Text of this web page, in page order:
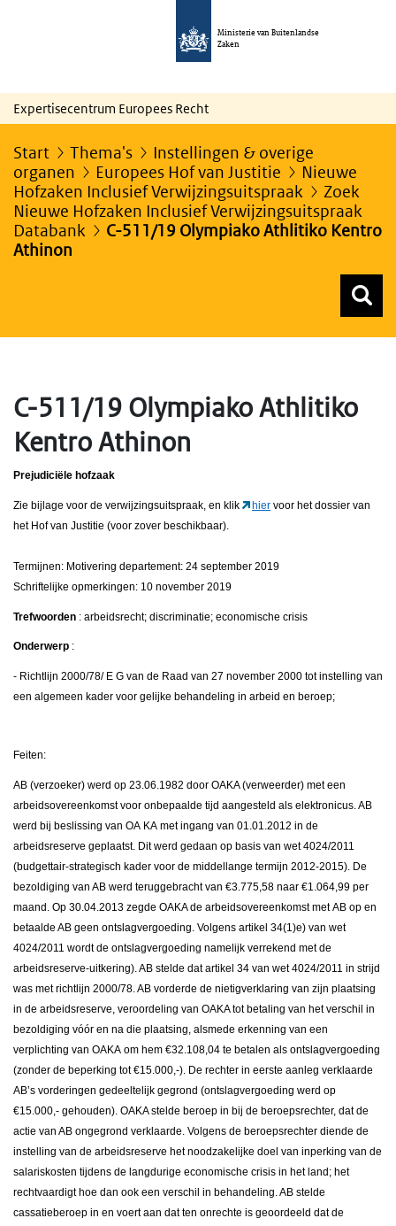
Ministerie van Buitenlandse
Zaken
Expertisecentrum Europees Recht
Start Thema's
Instellingen & overige
organen
Europees Hof van Justitie
Nieuwe
Hofzaken Inclusief Verwijzingsuitspraak
Zoek
Nieuwe Hofzaken Inclusief Verwijzingsuitspraak
Databank
C-511/19 Olympiako Athlitiko Kentro
Athinon
C-511/19 Olympiako Athlitiko
Kentro Athinon
Prejudiciële hofzaak
Zie bijlage voor de verwijzingsuitspraak, en klik hier voor het dossier van
het Hof van Justitie (voor zover beschikbaar).
Termijnen: Motivering departement: 24 september 2019
Schriftelijke opmerkingen: 10 november 2019
Trefwoorden : arbeidsrecht; discriminatie; economische crisis
Onderwerp :
- Richtlijn 2000/78/ Ε G van de Raad van 27 november 2000 tot instelling van
een algemeen kader voor gelijke behandeling in arbeid en beroep;
Feiten:
ΑΒ (verzoeker) werd op 23.06.1982 door OAKA (verweerder) met een
arbeidsovereenkomst voor onbepaalde tijd aangesteld als elektronicus. AB
werd bij beslissing van OA ΚΑ met ingang van 01.01.2012 in de
arbeidsreserve geplaatst. Dit werd gedaan op basis van wet 4024/2011
(budgettair-strategisch kader voor de middellange termijn 2012-2015). De
bezoldiging van AB werd teruggebracht van €3.775,58 naar €1.064,99 per
maand. Op 30.04.2013 zegde OAKA de arbeidsovereenkomst metΑΒ op en
betaalde AB geen ontslagvergoeding. Volgens artikel 34(1)e) van wet
4024/2011 wordt de ontslagvergoeding namelijk verrekend met de
arbeidsreserve-uitkering). AB stelde dat artikel 34 van wet 4024/2011 in strijd
was met richtlijn 2000/78. AB vorderde de nietigverklaring van zijn plaatsing
in de arbeidsreserve, veroordeling van OAKA tot betaling van het verschil in
bezoldiging vóór en na die plaatsing, alsmede erkenning van een
verplichting van ΟΑΚΑ om hem €32.108,04 te betalen als ontslagvergoeding
(zonder de beperking tot €15.000,-). De rechter in eerste aanleg verklaarde
AB’s vorderingen gedeeltelijk gegrond (ontslagvergoeding werd op
€15.000,- gehouden). OAKA stelde beroep in bij de beroepsrechter, dat de
actie van AB ongegrond verklaarde. Volgens de beroepsrechter diende de
instelling van de arbeidsreserve het noodzakelijke doel van inperking van de
salariskosten tijdens de langdurige economische crisis in het land; het
rechtvaardigt hoe dan ook een verschil in behandeling. AB stelde
cassatieberoep in en voert aan dat ten onrechte is geoordeeld dat de